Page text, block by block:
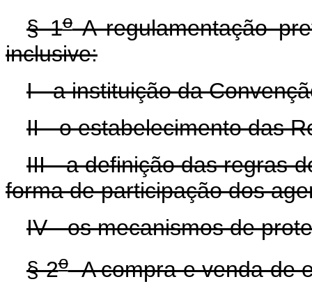
§ 1oA regulamentação
inclusive:
I - a instituição da
II - o estabelecimento das
III - a definição das regras
forma de participação dos
IV - os mecanismos de
§ 2oA compra e venda de